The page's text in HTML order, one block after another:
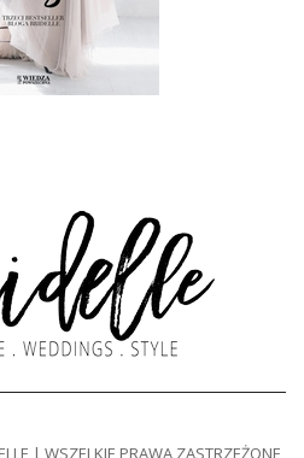
| WSZELKIE PRAWA ZASTRZEŻONE